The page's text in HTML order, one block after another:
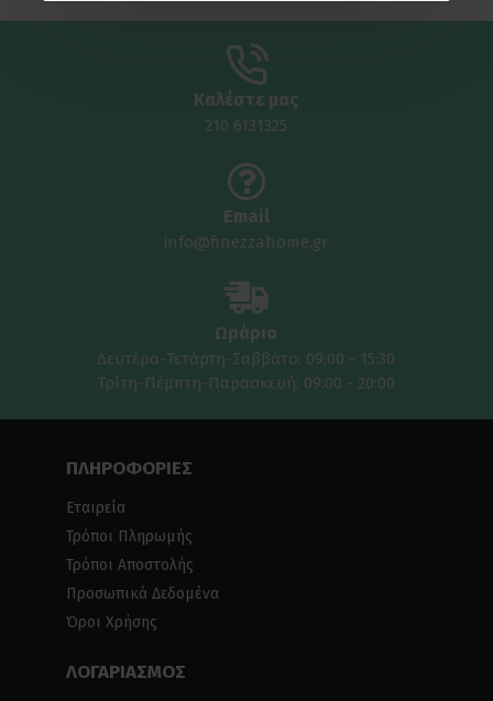
Καλέστε μας
210 6131325
Email
info@finezzahome.gr
Ωράριο
Δευτέρα-Τετάρτη-Σαββάτο: 09:00 - 15:30
Τρίτη-Πέμπτη-Παρασκευή: 09:00 - 20:00
ΠΛΗΡΟΦΟΡΙΕΣ
Εταιρεία
Τρόποι Πληρωμής
Τρόποι Αποστολής
Προσωπικά Δεδομένα
Όροι Χρήσης
ΛΟΓΑΡΙΑΣΜΟΣ